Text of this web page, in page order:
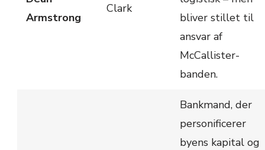
Armstrong
Clark
bliver stillet til
ansvar af
McCallister-
banden.
Bankmand, der
personificerer
byens kapital og